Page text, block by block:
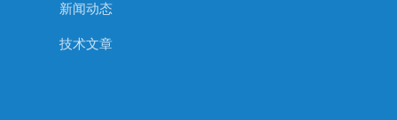
新闻动态
技术文章